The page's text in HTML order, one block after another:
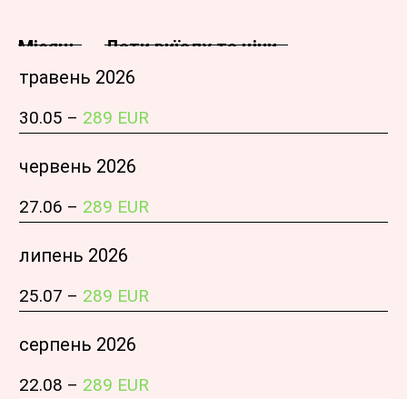
Місяць
Дати виїзду та ціни
травень 2026
30.05 – 289 EUR
червень 2026
27.06 – 289 EUR
липень 2026
25.07 – 289 EUR
серпень 2026
22.08 – 289 EUR